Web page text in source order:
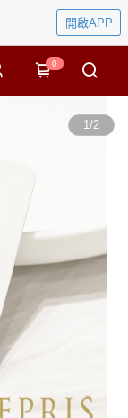
開啟APP
0
1/2